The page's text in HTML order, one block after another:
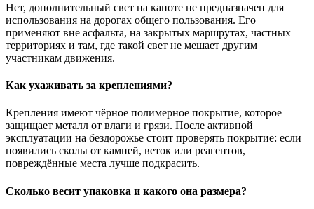
Нет, дополнительный свет на капоте не предназначен для
использования на дорогах общего пользования. Его
применяют вне асфальта, на закрытых маршрутах, частных
территориях и там, где такой свет не мешает другим
участникам движения.
Как ухаживать за креплениями?
Крепления имеют чёрное полимерное покрытие, которое
защищает металл от влаги и грязи. После активной
эксплуатации на бездорожье стоит проверять покрытие: если
появились сколы от камней, веток или реагентов,
повреждённые места лучше подкрасить.
Сколько весит упаковка и какого она размера?